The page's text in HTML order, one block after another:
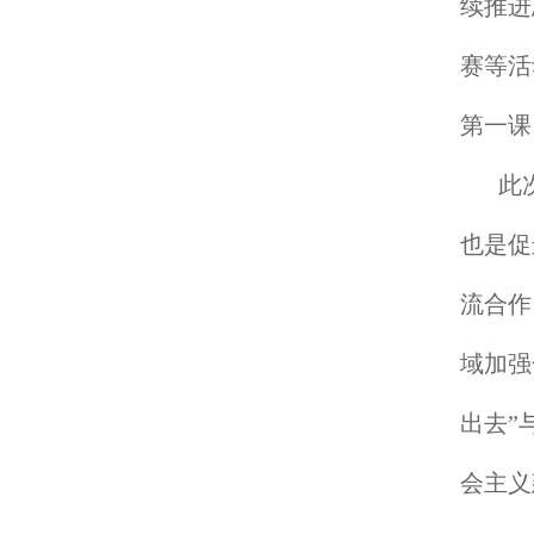
续推
赛等
第一
此
也是
流合
域加
出去”
会主义